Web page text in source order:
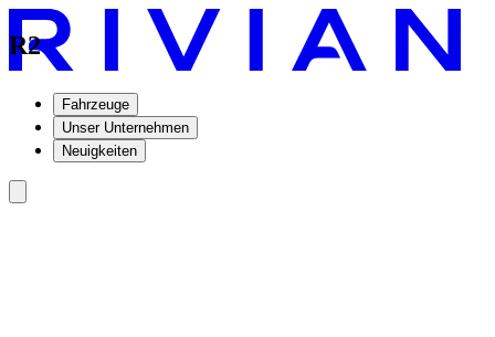
Fahrzeuge
Unser Unternehmen
Neuigkeiten
R2